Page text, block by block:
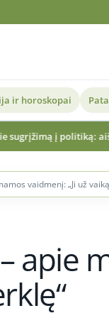
ir horoskopai
sprendimas ir
vaidmenį: „Ji už
apie